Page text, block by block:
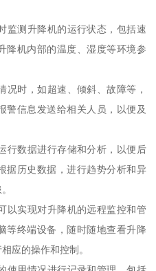
监测升降机的运行状态，包括速
降机内部的温度、湿度等环境参
况时，如超速、倾斜、故障等，
警信息发送给相关人员，以便及
行数据进行存储和分析，以便后
据历史数据，进行趋势分析和异
以实现对升降机的远程监控和管
等终端设备，随时随地查看升降
应的操作和控制。